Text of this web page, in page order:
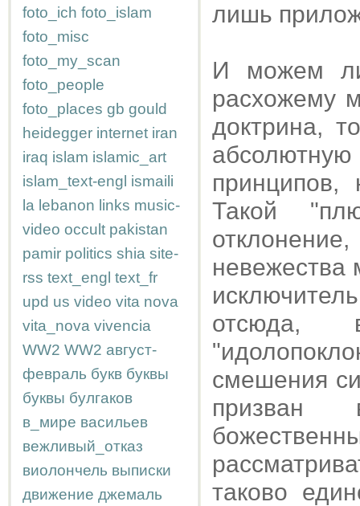
foto_ich foto_islam
foto_misc
foto_my_scan
foto_people
foto_places gb gould
heidegger internet iran
iraq islam islamic_art
islam_text-engl ismaili
la lebanon links music-
video occult pakistan
pamir politics shia site-
rss text_engl text_fr
upd us video vita nova
vita_nova vivencia
WW2 WW2 август-
февраль букв буквы
буквы булгаков
в_мире васильев
вежливый_отказ
виолончель выписки
движение джемаль
лишь
И можем
расхожему
доктрина,
принципов,
Такой
невежества
отсюда,
смешения
призван
таково